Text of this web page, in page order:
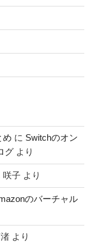
め に Switchのオン
グ より
咲子 より
のバーチャル
より